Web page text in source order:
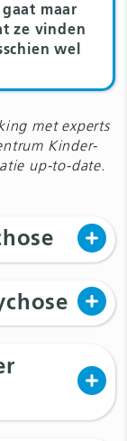
maar
ze vinden
wel
met experts
Kinder-
up-to-date.